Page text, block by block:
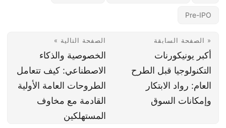
Pre-IPO
« الصفحة السابقة
أكبر يونيكورنات
التكنولوجيا قبل الطرح
العام: رواد الابتكار
وإمكانات السوق
الصفحة التالية »
الخصوصية والذكاء
الاصطناعي: كيف تتعامل
الطروحات العامة الأولية
القادمة مع مخاوف
المستهلكين